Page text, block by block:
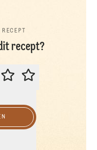
recept?
DIT RECEPT